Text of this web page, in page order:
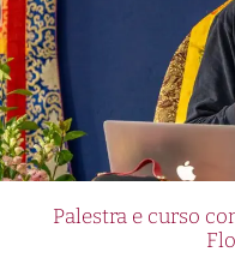
Palestra e curso